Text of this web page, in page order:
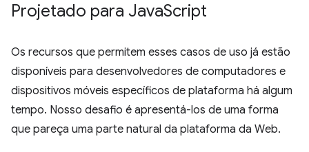
Projetado para JavaScript
Os recursos que permitem esses casos de uso já estão
disponíveis para desenvolvedores de computadores e
dispositivos móveis específicos de plataforma há algum
tempo. Nosso desafio é apresentá-los de uma forma
que pareça uma parte natural da plataforma da Web.